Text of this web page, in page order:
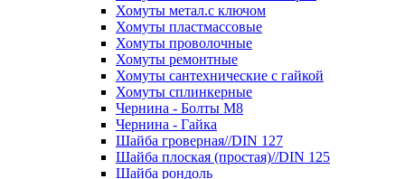
Хомуты метал.с ключом
Хомуты пластмассовые
Хомуты проволочные
Хомуты ремонтные
Хомуты сантехнические с гайкой
Хомуты сплинкерные
Чернина - Болты М8
Чернина - Гайка
Шайба гроверная//DIN 127
Шайба плоская (простая)//DIN 125
Шайба рондоль